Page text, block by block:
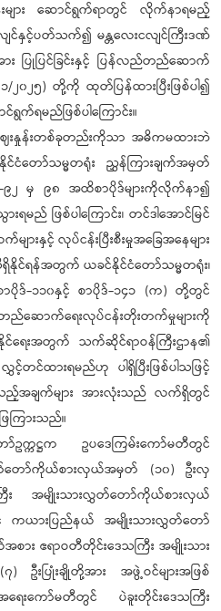
န်းများ ဆောင်ရွက်ရာတွင် လိုက်နာရမည့်
ျင်နှင့်ပတ်သက်၍ မန္တလေးငလျင်ကြီးဒဏ်
ပြုပြင်ခြင်းနှင့် ပြန်လည်တည်ဆောက်
၂၀၂၅) တို့ကို ထုတ်ပြန်ထားပြီးဖြစ်ပါ၍
ရမည်ဖြစ်ပါကြောင်း။
ေးနှုန်းတစ်ခုတည်းကိုသာ အဓိကမထားဘဲ
င်ငံတော်သမ္မတရုံး ညွှန်ကြားချက်အမှတ်
၉၂ မှ ၉၈ အထိစာပိုဒ်များကိုလိုက်နာ၍
ည် ဖြစ်ပါကြောင်း၊ တင်ဒါအောင်မြင်
ားနှင့် လုပ်ငန်းပြီးစီးမှုအခြေအနေများ
န်အတွက် ယခင်နိုင်ငံတော်သမ္မတရုံး၊
ပိုဒ်-၁၁၀နှင့် စာပိုဒ်-၁၄၁ (က) တို့တွင်
တည်ဆောက်ရေးလုပ်ငန်းတိုးတက်မှုများကို
ရေးအတွက် သက်ဆိုင်ရာဝန်ကြီးဌာန၏
တင်ထားရမည်ဟု ပါရှိပြီးဖြစ်ပါသဖြင့်
အချက်များ အားလုံးသည် လက်ရှိတွင်
ေကြားသည်။
က္ကဋ္ဌက ဥပဒေကြမ်းကော်မတီတွင်
တ်တော်ကိုယ်စားလှယ်အမှတ် (၁၀) ဦးလှ
း အမျိုးသားလွှတ်တော်ကိုယ်စားလှယ်
ကယားပြည်နယ် အမျိုးသားလွှတ်တော်
ား ဧရာဝတီတိုင်းဒေသကြီး အမျိုးသား
ပြုံးချိုတို့အား အဖွဲ့ဝင်များအဖြစ်
းကော်မတီတွင် ပဲခူးတိုင်းဒေသကြီး